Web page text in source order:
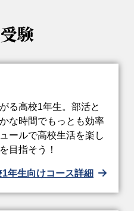
験
る高校1年生。部活と
な時間でもっとも効率
ールで高校生活を楽し
目指そう！
1年生向けコース詳細